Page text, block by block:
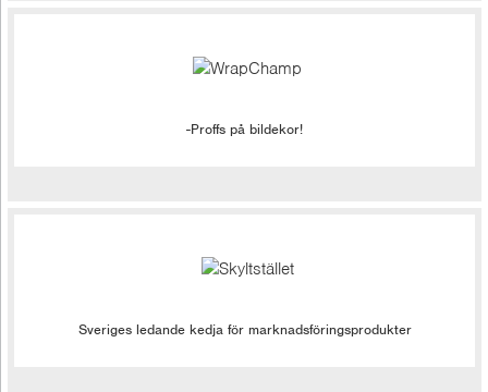
-Proffs på bildekor!
Sveriges ledande kedja för marknadsföringsprodukter